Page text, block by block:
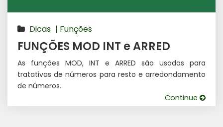
Dicas | Funções
FUNÇÕES MOD INT e ARRED
As funções MOD, INT e ARRED são usadas para
tratativas de números para resto e arredondamento
de números.
Continue